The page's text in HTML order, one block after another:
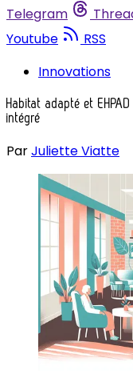
Telegram
Youtube
RSS
Innovations
Habitat adapté et
intégré
ParJuliette Viatte